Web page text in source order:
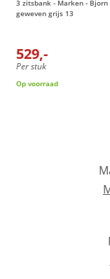
voor mee informatie
Dit product valt
profiteer je altijd
. Voor
showroom
van
3 zitsbank - Marken -
geweven grijs 13
529,-
Per stuk
Op voorraad